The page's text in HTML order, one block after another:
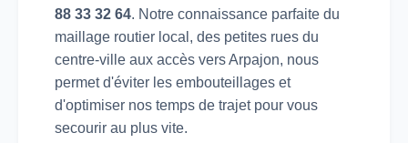
88 33 32 64. Notre connaissance parfaite du
maillage routier local, des petites rues du
centre-ville aux accès vers Arpajon, nous
permet d'éviter les embouteillages et
d'optimiser nos temps de trajet pour vous
secourir au plus vite.